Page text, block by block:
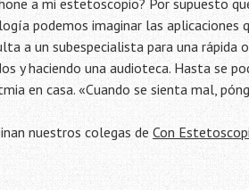
a mi estetoscopio? Por supuesto
podemos imaginar las aplicaciones
a un subespecialista para una rápida
y haciendo una audioteca. Hasta se
en casa. «Cuando se sienta mal,
nuestros colegas de Con